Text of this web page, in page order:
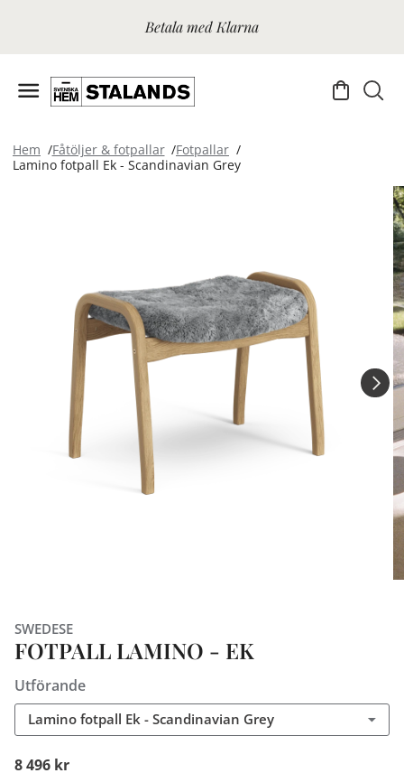
Betala med Klarna
Hem Fåtöljer & fotpallar
Fotpallar
Lamino fotpall Ek - Scandinavian Grey
SWEDESE
FOTPALL LAMINO - EK
Utförande
Lamino fotpall Ek - Scandinavian Grey
8 496 kr